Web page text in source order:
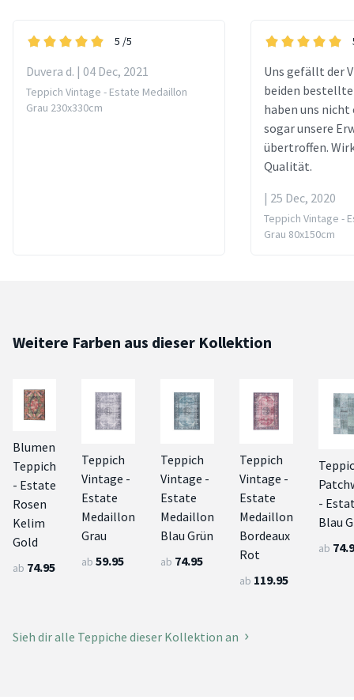
5 /5
Duvera d. | 04 Dec, 2021
Teppich Vintage - Estate Medaillon
Grau 230x330cm
Uns gefällt der
beiden
haben uns
sogar unsere
übertroffen.
Qualität.
| 25 Dec, 2020
Teppich Vintage -
Grau 80x150cm
Weitere Farben aus dieser Kollektion
Blumen
Teppich
- Estate
Rosen
Kelim
Gold
ab 74.95
Teppich
Vintage -
Estate
Medaillon
Grau
ab 59.95
Teppich
Vintage -
Estate
Medaillon
Blau Grün
ab 74.95
Teppich
Vintage -
Estate
Medaillon
Bordeaux
Rot
ab 119.95
-
Blau
ab
Sieh dir alle Teppiche dieser Kollektion an